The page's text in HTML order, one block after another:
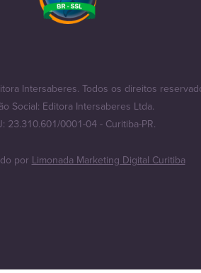
Intersaberes. Todos os direitos
Social: Editora Intersaberes Ltda.
23.310.601/0001-04 - Curitiba-PR.
porLimonada Marketing Digital Curitiba